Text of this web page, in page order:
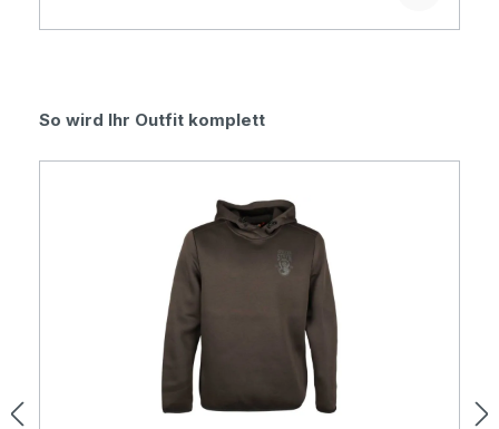
Produktgalerie überspringen
So wird Ihr Outfit komplett